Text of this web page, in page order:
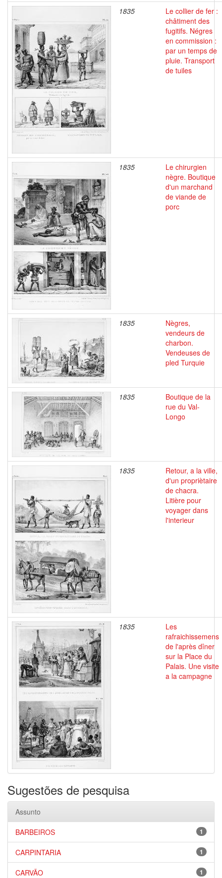
1835
Le collier de fer :
châtiment des
fugitifs. Négres
en commission :
par un temps de
pluie. Transport
de tuiles
1835
Le chirurgien
nègre. Boutique
d'un marchand
de viande de
porc
1835
Nègres,
vendeurs de
charbon.
Vendeuses de
pled Turquie
1835
Boutique de la
rue du Val-
Longo
1835
Retour, a la ville,
d'un propriètaire
de chacra.
Litière pour
voyager dans
l'interieur
1835
Les
rafraichissemens
de l'après dîner
sur la Place du
Palais. Une visite
a la campagne
Sugestões de pesquisa
Assunto
1
BARBEIROS
1
CARPINTARIA
1
CARVÃO